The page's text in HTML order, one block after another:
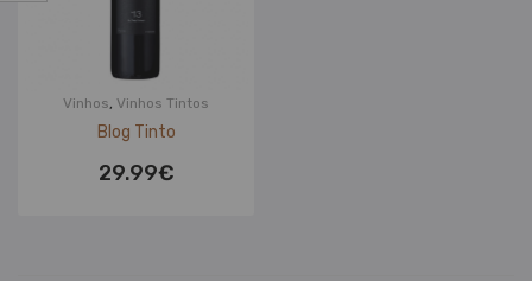
Vinhos Vinhos Tintos
Blog Tinto
29.99€